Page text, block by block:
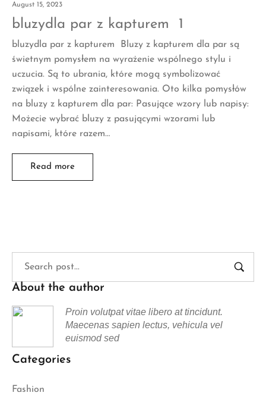
August 15, 2023
bluzydla par z kapturem 1
bluzydla par z kapturem Bluzy z kapturem dla par są
świetnym pomysłem na wyrażenie wspólnego stylu i
uczucia. Są to ubrania, które mogą symbolizować
związek i wspólne zainteresowania. Oto kilka pomysłów
na bluzy z kapturem dla par: Pasujące wzory lub napisy:
Możecie wybrać bluzy z pasującymi wzorami lub
napisami, które razem…
Read more
About the author
Proin volutpat vitae libero at tincidunt.
Maecenas sapien lectus, vehicula vel
euismod sed
Categories
Fashion